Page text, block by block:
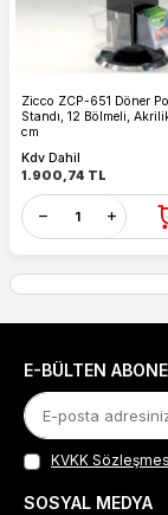
Zicco ZCP-651 Döner
Standı, 12 Bölmeli,
cm
Kdv Dahil
1.900,74 TL
E-BÜLTEN
KVKK
SOSYAL MEDYA